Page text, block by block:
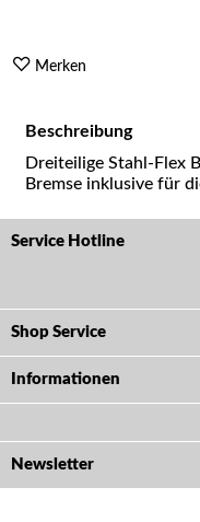
Merken
Beschreibung
Dreiteilige Stahl-Flex
Bremse inklusive für
Service Hotline
Shop Service
Informationen
Newsletter